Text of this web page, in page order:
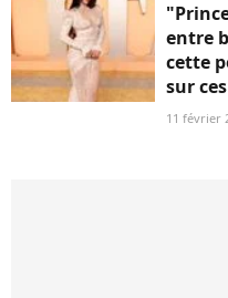
entre
cette
sur
11 février